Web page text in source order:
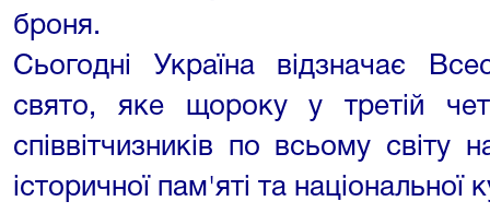
броня.
Сьогодні Україна відзначає
свято, яке щороку у третій
співвітчизників по всьому світу
історичної пам'яті та національної